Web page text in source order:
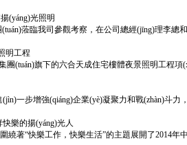
(yáng)光照明
蒞臨我司參觀考察，在公司總經(jīng)理李
明工程
團(tuán)旗下的六合天成住宅樓體夜景照明工程
一步增強(qiáng)企業(yè)凝聚力和戰(zhàn)斗
樂的揚(yáng)光人
繞著“快樂工作，快樂生活”的主題展開了2014